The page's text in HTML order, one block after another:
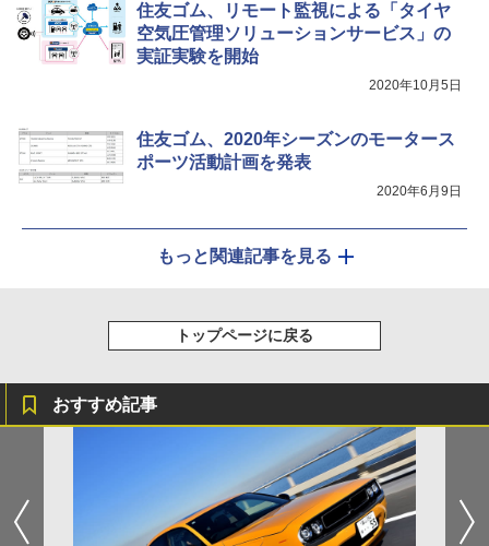
住友ゴム、リモート監視による「タイヤ
空気圧管理ソリューションサービス」の
実証実験を開始
2020年10月5日
住友ゴム、2020年シーズンのモータース
ポーツ活動計画を発表
2020年6月9日
もっと関連記事を見る
トップページに戻る
おすすめ記事